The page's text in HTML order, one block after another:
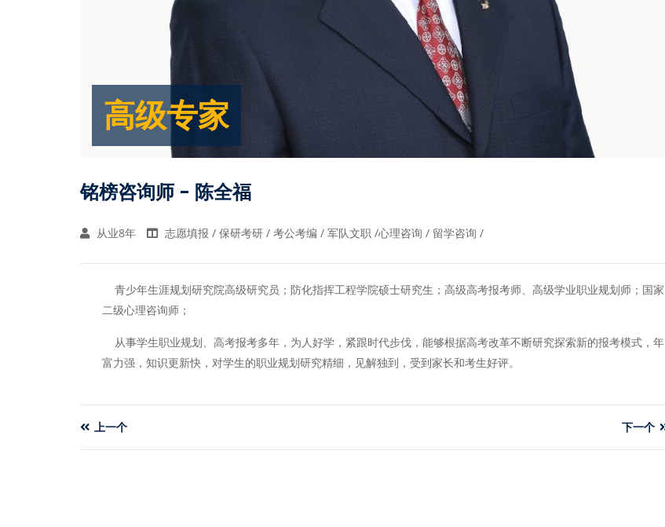
高级专家
铭榜咨询师 - 陈全福
从业8年 志愿填报 / 保研考研 / 考公考编 / 军队文职 /心理咨询 / 留学咨询 /
青少年生涯规划研究院高级研究员；防化指挥工程学院硕士研究生；高级高考报考师、高级学业职业规划师；国家
二级心理咨询师；
从事学生职业规划、高考报考多年，为人好学，紧跟时代步伐，能够根据高考改革不断研究探索新的报考模式，年
富力强，知识更新快，对学生的职业规划研究精细，见解独到，受到家长和考生好评。
上一个 下一个